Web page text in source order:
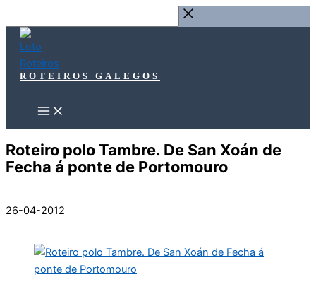
ao
contido
…
ROTEIROS GALEGOS
Roteiro polo Tambre. De San Xoán de
Fecha á ponte de Portomouro
26-04-2012